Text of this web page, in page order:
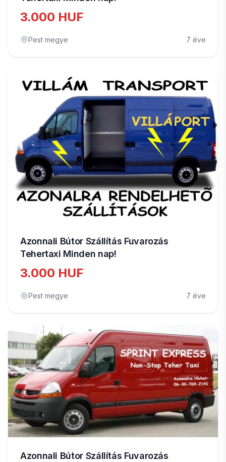
3.000 HUF
Pest megye 7 éve
Azonnali Bútor Szállítás Fuvarozás
Tehertaxi Minden nap!
3.000 HUF
Pest megye 7 éve
Azonnali Bútor Szállítás Fuvarozás